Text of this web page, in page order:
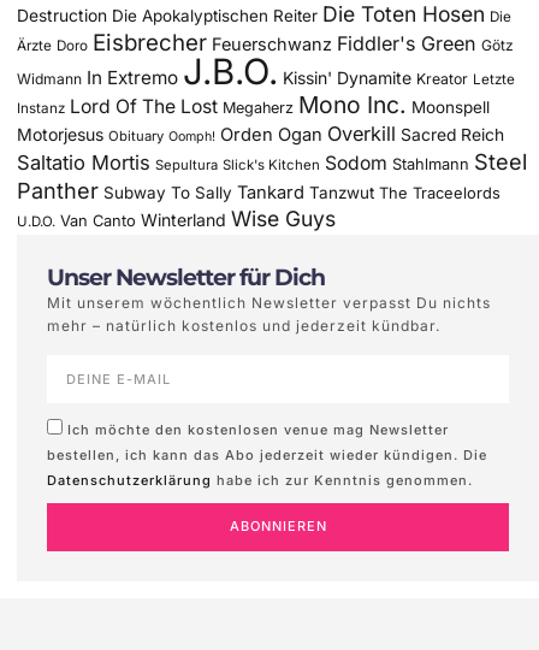
Destruction Die Apokalyptischen Reiter Die Toten Hosen Die
Ärzte Doro Eisbrecher Feuerschwanz Fiddler's Green Götz
Widmann In Extremo J.B.O. Kissin' Dynamite Kreator Letzte
Instanz Lord Of The Lost Megaherz Mono Inc. Moonspell
Motorjesus Obituary Oomph! Orden Ogan Overkill Sacred Reich
Saltatio Mortis Sepultura Slick's Kitchen Sodom Stahlmann Steel
Panther Subway To Sally Tankard Tanzwut The Traceelords
U.D.O. Van Canto Winterland Wise Guys
Unser Newsletter für Dich
Mit unserem wöchentlich Newsletter verpasst Du nichts
mehr – natürlich kostenlos und jederzeit kündbar.
Ich möchte den kostenlosen venue mag Newsletter
bestellen, ich kann das Abo jederzeit wieder kündigen. Die
Datenschutzerklärung habe ich zur Kenntnis genommen.
ABONNIEREN